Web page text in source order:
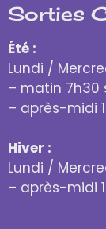
Sorties
Été :
Lundi /
– matin 7h30
– après-midi
Hiver :
Lundi /
– après-midi